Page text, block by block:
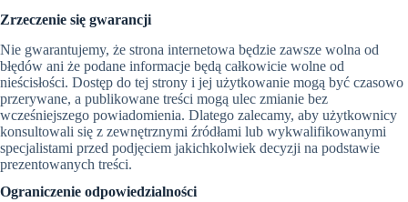
Zrzeczenie się gwarancji
Nie gwarantujemy, że strona internetowa będzie zawsze wolna od
błędów ani że podane informacje będą całkowicie wolne od
nieścisłości. Dostęp do tej strony i jej użytkowanie mogą być czasowo
przerywane, a publikowane treści mogą ulec zmianie bez
wcześniejszego powiadomienia. Dlatego zalecamy, aby użytkownicy
konsultowali się z zewnętrznymi źródłami lub wykwalifikowanymi
specjalistami przed podjęciem jakichkolwiek decyzji na podstawie
prezentowanych treści.
Ograniczenie odpowiedzialności